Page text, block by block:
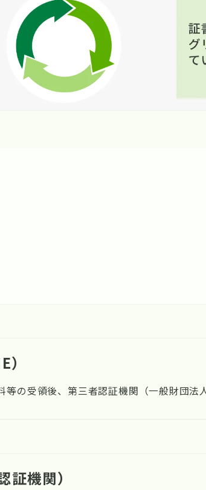
等の受領後、第三者認証機関（一般財団法
機関）